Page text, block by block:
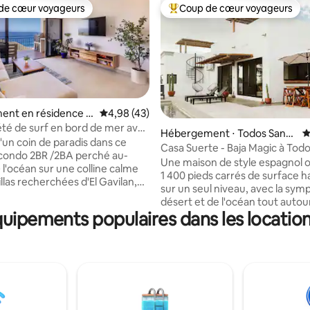
la base de 39 commentaires : 4,92 sur 5
cœur voyageurs les plus appréciés
cœur voyageurs
en résidence ⋅
Évaluation moyenne sur la base de 43
4,98 (43)
de surf en bord de mer avec
salle de sport, sauna
coin de paradis dans ce
2BR /2BA perché au-
l'océan sur une colline calme
recherchées d'El Gavilan,
vous réveillerez au son des
L'appartement est à
minutes à pied du célèbre spot
Coups de cœur voyageurs les
Coup de cœur voyageurs
Hébergement ⋅ Todos Santo
s
Casa Suerte - Baja Magic à
Une maison de style espagnol
1 400 pieds carrés de surface
sur un seul niveau, avec la
désert et de l'océan tout
maison de 2 chambres et 2
est nichée dans le quartier
vue sur l'océan depuis le toit,
couchers de soleil éclatants, un
pied aux restaurants locaux et
populaires dans les